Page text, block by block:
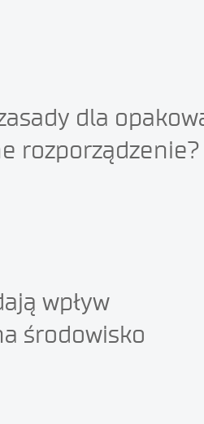
dla
rozporządzenie?
wpływ
środowisko